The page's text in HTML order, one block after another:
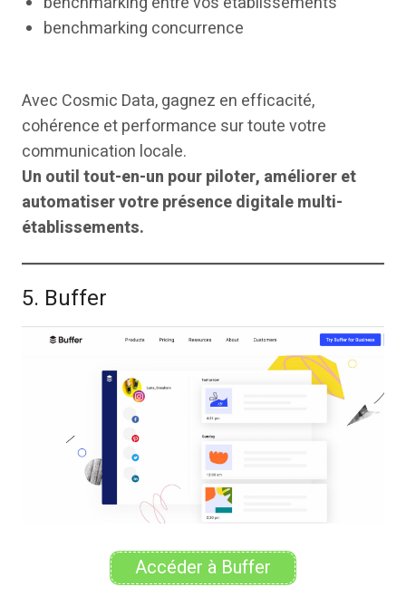
benchmarking concurrence
Avec Cosmic Data, gagnez en efficacité,
cohérence et performance sur toute votre
communication locale.
Un outil tout-en-un pour piloter, améliorer et
automatiser votre présence digitale multi-
établissements.
5. Buffer
Accéder à Buffer